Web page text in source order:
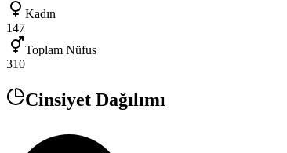
Kadın
147
Toplam Nüfus
310
Cinsiyet Dağılımı